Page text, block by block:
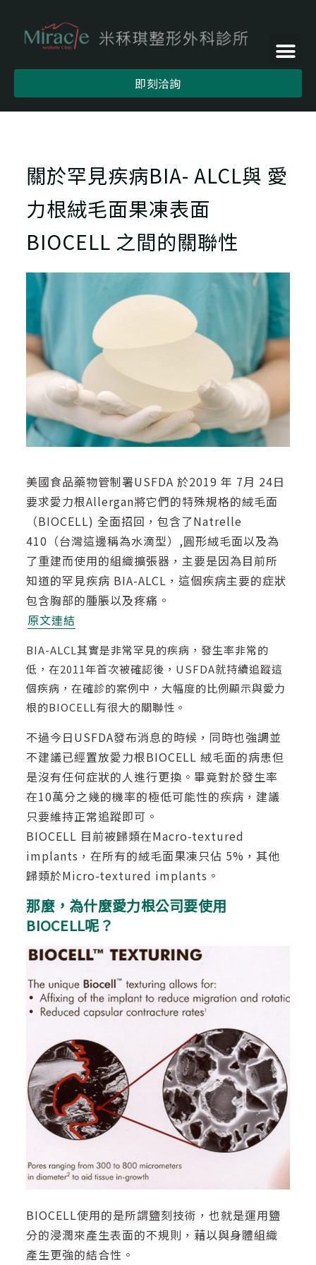
即刻洽詢
關於罕見疾病BIA- ALCL與 愛
力根絨毛面果凍表面
BIOCELL 之間的關聯性
美國食品藥物管制署USFDA 於2019 年 7月 24日
要求愛力根Allergan將它們的特殊規格的絨毛面
（BIOCELL) 全面招回，包含了Natrelle
410（台灣這邊稱為水滴型）,圓形絨毛面以及為
了重建而使用的組織擴張器，主要是因為目前所
知道的罕見疾病 BIA-ALCL，這個疾病主要的症狀
包含胸部的腫脹以及疼痛。
原文連結
BIA-ALCL其實是非常罕見的疾病，發生率非常的
低，在2011年首次被確認後，USFDA就持續追蹤這
個疾病，在確診的案例中，大幅度的比例顯示與愛力
根的BIOCELL有很大的關聯性。
不過今日USFDA發布消息的時候，同時也強調並
不建議已經置放愛力根BIOCELL 絨毛面的病患但
是沒有任何症狀的人進行更換。畢竟對於發生率
在10萬分之幾的機率的極低可能性的疾病，建議
只要維持正常追蹤即可。
BIOCELL 目前被歸類在Macro-textured
implants，在所有的絨毛面果凍只佔 5%，其他
歸類於Micro-textured implants。
那麼，為什麼愛力根公司要使用
BIOCELL呢？
BIOCELL使用的是所謂鹽刻技術，也就是運用鹽
分的浸潤來產生表面的不規則，藉以與身體組織
產生更強的結合性。